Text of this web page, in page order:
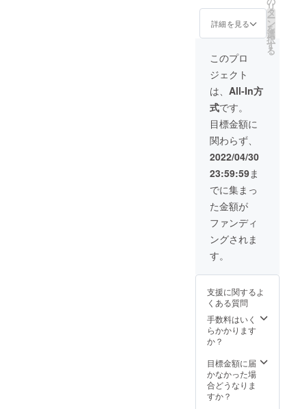
ま
と
り天
・名
称：鶏
肉加工
品
・原材
料名：
鶏はか
た一番
どりム
ネ肉
（国
産）、
衣
（小麦
粉、澱
伝子組
換え不
分
別））
性蛋
白）、
魚醤/加
工澱
保存し
てくだ
・賞味
期限：
出荷日
より最
低3か月
以上
※
本品製
造工場
は小
麦・乳
成分・
卵を含
む製造
してい
ま
モン
ペッ
パーチ
キン
300g
肉加工
品
Na）
・内容
量：不
約1.7kg
以上
（重量
は個別
に記
載）
・保存
方法：
－18℃
以下で
保存し
てくだ
・賞味
期限：
出荷日
より最
低3か月
以上
造工場
は小
麦・乳
（Na）
、
（アミ
ノ酸
等）、
酸化防
止剤
ソルビ
ン酸
Na）、
発色剤
（硝酸
K、
亜硝酸
Na）
・内容
量：不
定貫
（重量
は個別
に記
称：食
肉製品
料名：
鶏肉
（福岡
県
産）、
食塩、
糖類
（砂
糖、
水あ
め）、
香辛料/
リン酸
塩
（Na）
調味料
（アミ
ノ酸
等）、
込）
⇒特別
価格
7,200円
（送料
込、消
費税
込）
《冷
凍》 ・
鶏モモ
肉
500g×2
パック
・名
称：冷
凍 鶏モ
モ肉
・原材
料名：
県産）
・内容
量：
500g×2
P ・と
り天
パック
・名
称：鶏
詳細を見る
リ
タ
ー
ン
を
選
択
す
る
このプロ
ジェクト
は、 All-In方
式です。
目標金額に
関わらず、
2022/04/30
23:59:59ま
でに集まっ
た金額が
ファンディ
ングされま
す。
支援に関するよ
くある質問
手数料はいく
らかかります
か？
目標金額に届
かなかった場
合どうなりま
すか？